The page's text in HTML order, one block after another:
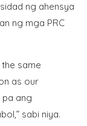
ng ahensya
ng mga PRC
same
as our
ang
sabi niya.